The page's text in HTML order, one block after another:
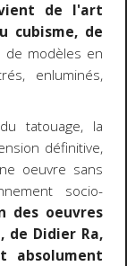
de l'art
cubisme, de
de modèles en
enluminés,
tatouage, la
définitive,
oeuvre sans
socio-
des oeuvres
de Didier Ra,
absolument